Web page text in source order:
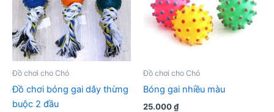
Đồ chơi cho Chó
Đồ chơi bóng gai dây thừng
buộc 2 đầu
Đồ chơi cho Chó
Bóng gai nhiều màu
25.000₫